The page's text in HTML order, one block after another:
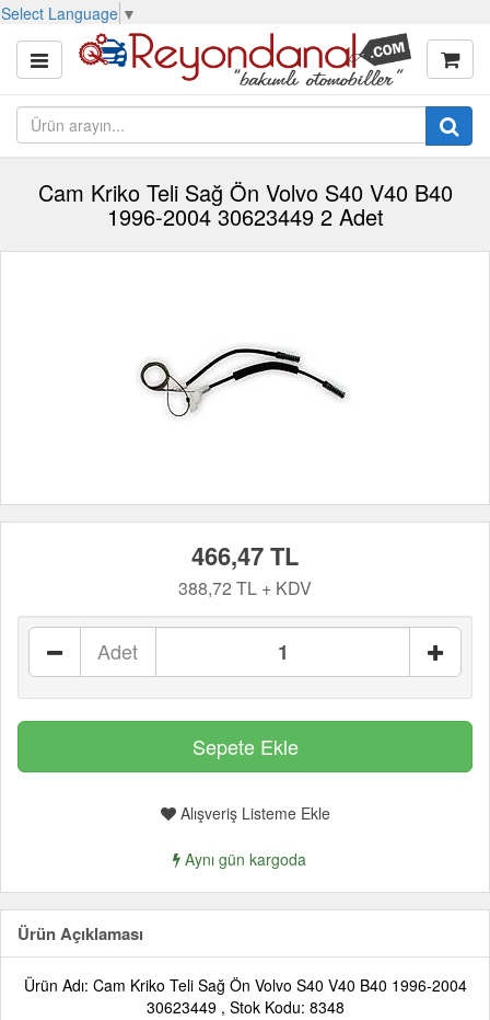
Select Language ▼
Cam Kriko Teli Sağ Ön Volvo S40 V40 B40
1996-2004 30623449 2 Adet
466,47 TL
388,72 TL + KDV
Adet
Alışveriş Listeme Ekle
Aynı gün kargoda
Ürün Açıklaması
Ürün Adı: Cam Kriko Teli Sağ Ön Volvo S40 V40 B40 1996-2004
30623449 , Stok Kodu: 8348